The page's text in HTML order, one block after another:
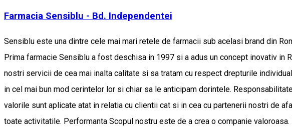
Farmacia Sensiblu - Bd. Independentei
Sensiblu este una dintre cele mai mari retele de farmacii sub acelasi brand din
Prima farmacie Sensiblu a fost deschisa in 1997 si a adus un concept inovativ in
nostri servicii de cea mai inalta calitate si sa tratam cu respect drepturile
in cel mai bun mod cerintelor lor si chiar sa le anticipam dorintele.
valorile sunt aplicate atat in relatia cu clientii cat si in cea cu partenerii nostri de
toate activitatile. Performanta Scopul nostru este de a crea o companie